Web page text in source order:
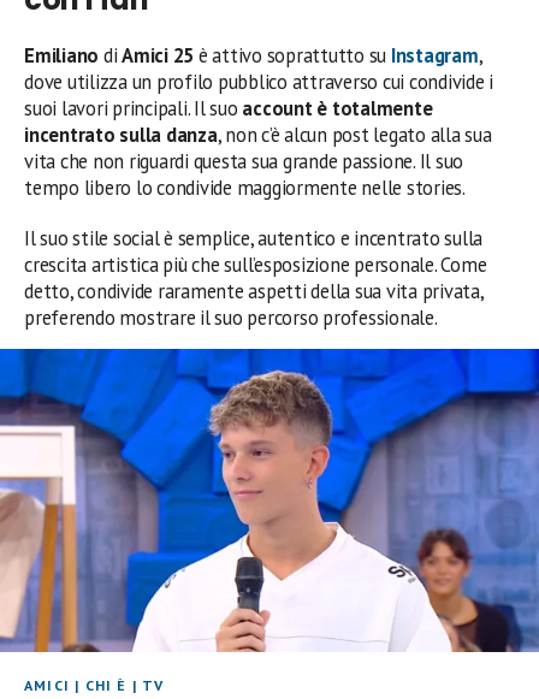
Emiliano diAmici 25 è attivo soprattutto su Instagram,
dove utilizza un profilo pubblico attraverso cui condivide i
suoi lavori principali. Il suo account è totalmente
incentrato sulla danza, non c’è alcun post legato alla sua
vita che non riguardi questa sua grande passione. Il suo
tempo libero lo condivide maggiormente nelle stories.
Il suo stile social è semplice, autentico e incentrato sulla
crescita artistica più che sull’esposizione personale. Come
detto, condivide raramente aspetti della sua vita privata,
preferendo mostrare il suo percorso professionale.
AMICI | CHI È | TV